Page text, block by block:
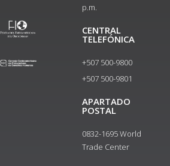
p.m.
CENTRAL
TELEFÓNICA
+507 500-9800
+507 500-9801​
APARTADO
POSTAL
0832-1695 World
Trade Center